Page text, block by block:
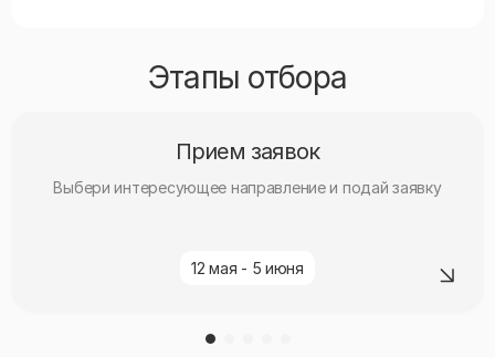
Этапы отбора
12 мая - 5 июня
Прием заявок
Выбери интересующее направление и подай заявку